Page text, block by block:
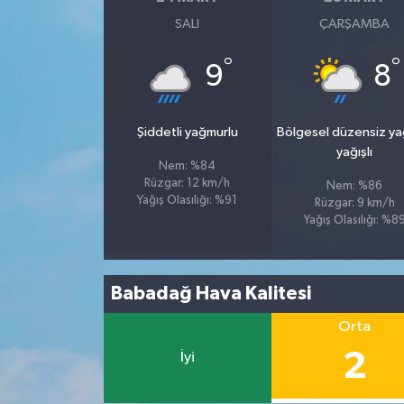
SALI
9°
Şiddetli yağmurlu
Nem: %84
Rüzgar: 12 km/h
Yağış Olasılığı: %91
ÇARŞAMBA
8°
Bölgesel düzensiz
yağışlı
Nem: %86
Rüzgar: 9 km/h
Yağış Olasılığı: %89
Babadağ Hava Kalitesi
İyi
Orta
2
Videolu Haberler